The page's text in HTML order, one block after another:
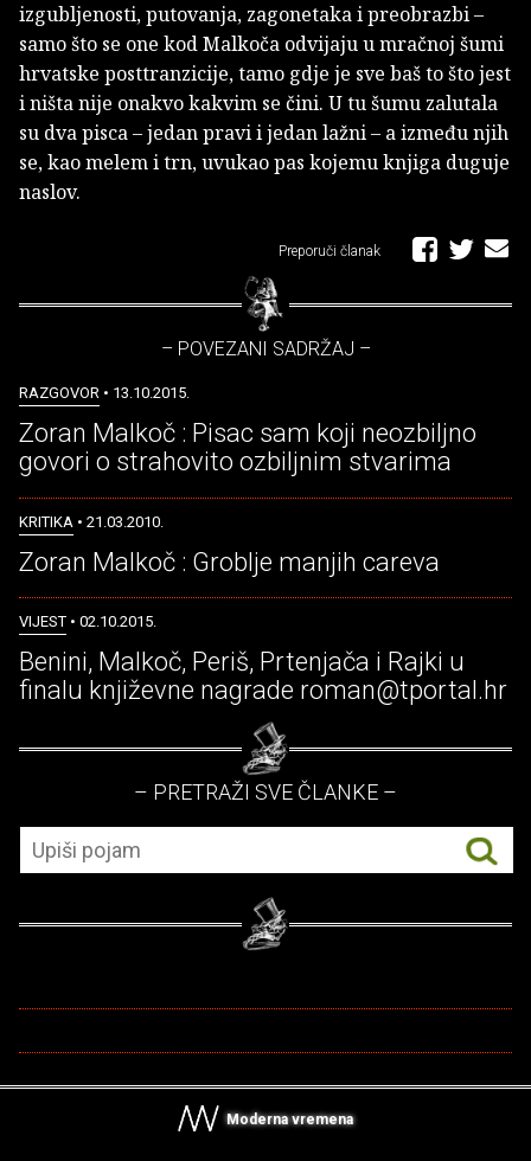
izgubljenosti, putovanja, zagonetaka i preobrazbi –
samo što se one kod Malkoča odvijaju u mračnoj šumi
hrvatske posttranzicije, tamo gdje je sve baš to što jest
i ništa nije onakvo kakvim se čini. U tu šumu zalutala
su dva pisca – jedan pravi i jedan lažni – a između njih
se, kao melem i trn, uvukao pas kojemu knjiga duguje
naslov.
Preporuči članak
– POVEZANI SADRŽAJ –
RAZGOVOR • 13.10.2015.
Zoran Malkoč : Pisac sam koji neozbiljno
govori o strahovito ozbiljnim stvarima
KRITIKA • 21.03.2010.
Zoran Malkoč : Groblje manjih careva
VIJEST • 02.10.2015.
Benini, Malkoč, Periš, Prtenjača i Rajki u
finalu književne nagrade roman@tportal.hr
– PRETRAŽI SVE ČLANKE –
Moderna vremena